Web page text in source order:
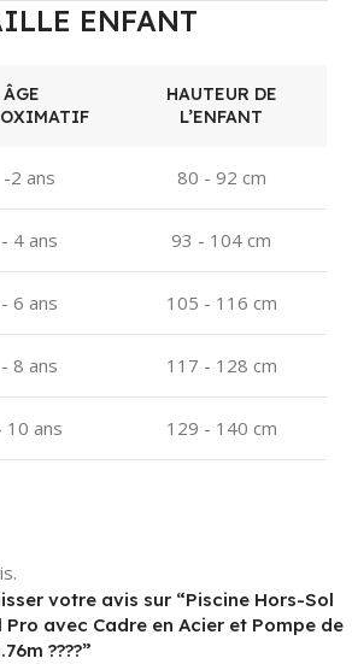
ENFANT
ÂGE
HAUTEUR DE
L’ENFANT
-2 ans 80 - 92 cm
4 ans 93 - 104 cm
6 ans 105 - 116 cm
8 ans 117 - 128 cm
10 ans 129 - 140 cm
votre avis sur “Piscine Hors-Sol
avec Cadre en Acier et Pompe de
????”